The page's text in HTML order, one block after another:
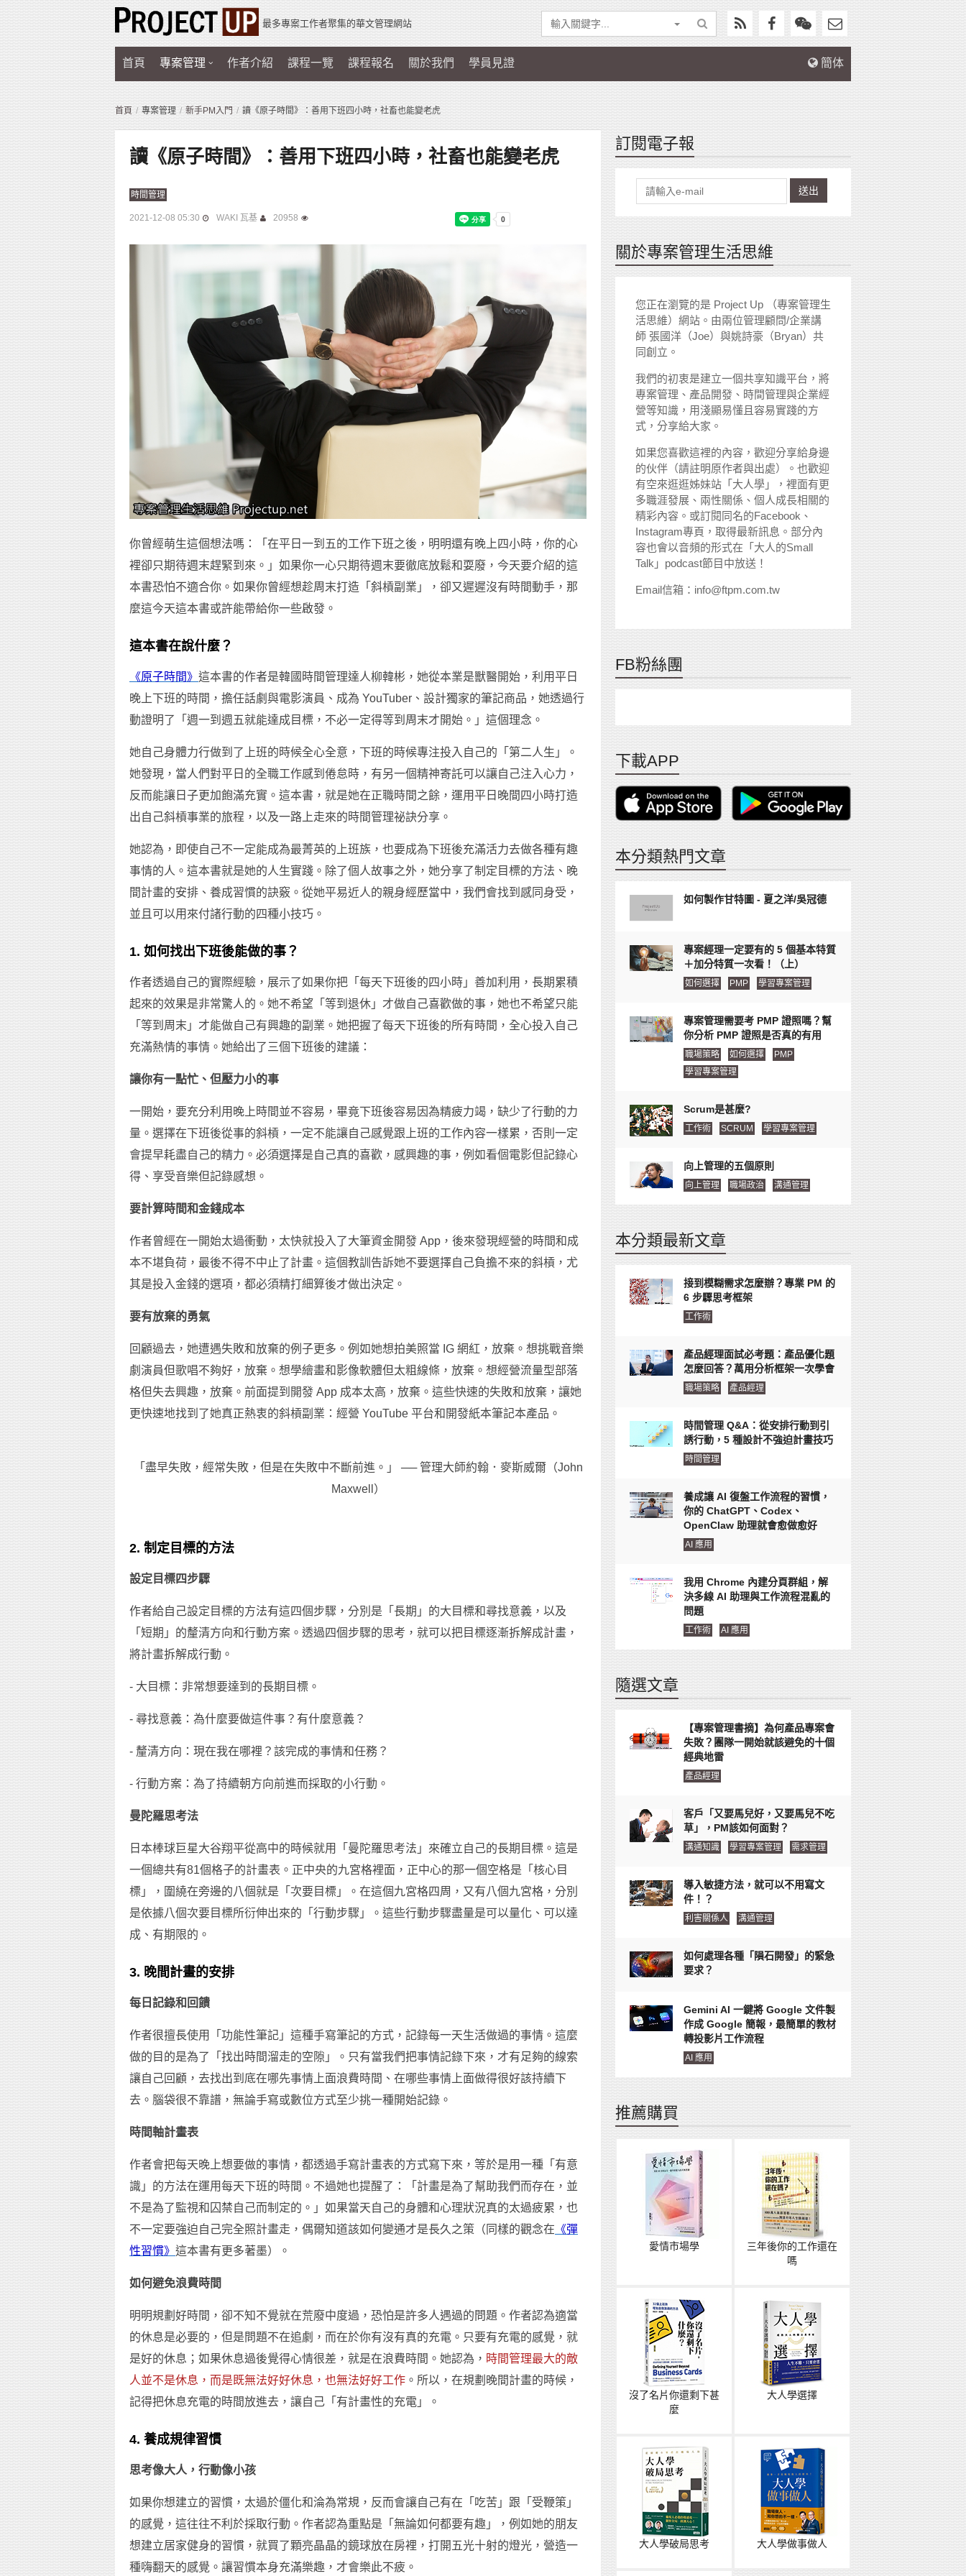
最多專案工作者聚集的華文管理網站
首頁 專案管理 作者介紹 課程一覽 課程報名 關於我們 學員見證 簡体
首頁 專案管理 新手PM入門 讀《原子時間》：善用下班四小時，社畜也能變老虎
讀《原子時間》：善用下班四小時，社畜也能變老虎
時間管理
2021-12-08 05:30 WAKI 瓦基 20958
你曾經萌生這個想法嗎：「在平日一到五的工作下班之後，明明還有晚上四小時，你的心
裡卻只期待週末趕緊到來。」如果你一心只期待週末要徹底放鬆和耍廢，今天要介紹的這
本書恐怕不適合你。如果你曾經想趁周末打造「斜槓副業」，卻又遲遲沒有時間動手，那
麼這今天這本書或許能帶給你一些啟發。
這本書在說什麼？
《原子時間》 這本書的作者是韓國時間管理達人柳韓彬，她從本業是獸醫開始，利用平日
晚上下班的時間，擔任話劇與電影演員、成為 YouTuber、設計獨家的筆記商品，她透過行
動證明了「週一到週五就能達成目標，不必一定得等到周末才開始。」這個理念。
她自己身體力行做到了上班的時候全心全意，下班的時候專注投入自己的「第二人生」。
她發現，當人們對平日的全職工作感到倦怠時，有另一個精神寄託可以讓自己注入心力，
反而能讓日子更加飽滿充實。這本書，就是她在正職時間之餘，運用平日晚間四小時打造
出自己斜槓事業的旅程，以及一路上走來的時間管理祕訣分享。
她認為，即使自己不一定能成為最菁英的上班族，也要成為下班後充滿活力去做各種有趣
事情的人。這本書就是她的人生實踐。除了個人故事之外，她分享了制定目標的方法、晚
間計畫的安排、養成習慣的訣竅。從她平易近人的親身經歷當中，我們會找到感同身受，
並且可以用來付諸行動的四種小技巧。
1. 如何找出下班後能做的事？
作者透過自己的實際經驗，展示了如果你把「每天下班後的四小時」善加利用，長期累積
起來的效果是非常驚人的。她不希望「等到退休」才做自己喜歡做的事，她也不希望只能
「等到周末」才能做自己有興趣的副業。她把握了每天下班後的所有時間，全心投入自己
充滿熱情的事情。她給出了三個下班後的建議：
讓你有一點忙、但壓力小的事
一開始，要充分利用晚上時間並不容易，畢竟下班後容易因為精疲力竭，缺少了行動的力
量。選擇在下班後從事的斜槓，一定不能讓自己感覺跟上班的工作內容一樣累，否則一定
會提早耗盡自己的精力。必須選擇是自己真的喜歡，感興趣的事，例如看個電影但記錄心
得、享受音樂但記錄感想。
要計算時間和金錢成本
作者曾經在一開始太過衝動，太快就投入了大筆資金開發 App，後來發現經營的時間和成
本不堪負荷，最後不得不中止了計畫。這個教訓告訴她不要選擇自己負擔不來的斜槓，尤
其是投入金錢的選項，都必須精打細算後才做出決定。
要有放棄的勇氣
回顧過去，她遭遇失敗和放棄的例子更多。例如她想拍美照當 IG 網紅，放棄。想挑戰音樂
劇演員但歌唱不夠好，放棄。想學繪畫和影像軟體但太粗線條，放棄。想經營流量型部落
格但失去興趣，放棄。前面提到開發 App 成本太高，放棄。這些快速的失敗和放棄，讓她
更快速地找到了她真正熱衷的斜槓副業：經營 YouTube 平台和開發紙本筆記本產品。
「盡早失敗，經常失敗，但是在失敗中不斷前進。」 ── 管理大師約翰．麥斯威爾（John
Maxwell）
2. 制定目標的方法
設定目標四步驟
作者給自己設定目標的方法有這四個步驟，分別是「長期」的大目標和尋找意義，以及
「短期」的釐清方向和行動方案。透過四個步驟的思考，就可以把目標逐漸拆解成計畫，
將計畫拆解成行動。
- 大目標：非常想要達到的長期目標。
- 尋找意義：為什麼要做這件事？有什麼意義？
- 釐清方向：現在我在哪裡？該完成的事情和任務？
- 行動方案：為了持續朝方向前進而採取的小行動。
曼陀羅思考法
日本棒球巨星大谷翔平從高中的時候就用「曼陀羅思考法」來確立自己的長期目標。這是
一個總共有81個格子的計畫表。正中央的九宮格裡面，正中心的那一個空格是「核心目
標」，圍繞在旁邊的八個就是「次要目標」。在這個九宮格四周，又有八個九宮格，分別
是依據八個次要目標所衍伸出來的「行動步驟」。這些行動步驟盡量是可以量化、可以達
成、有期限的。
3. 晚間計畫的安排
每日記錄和回饋
作者很擅長使用「功能性筆記」這種手寫筆記的方式，記錄每一天生活做過的事情。這麼
做的目的是為了「找出時間溜走的空隙」。只有當我們把事情記錄下來，才有足夠的線索
讓自己回顧，去找出到底在哪先事情上面浪費時間、在哪些事情上面做得很好該持續下
去。腦袋很不靠譜，無論手寫或數位方式至少挑一種開始記錄。
時間軸計畫表
作者會把每天晚上想要做的事情，都透過手寫計畫表的方式寫下來，等於是用一種「有意
識」的方法在運用每天下班的時間。不過她也提醒了：「計畫是為了幫助我們而存在，並
不是為了監視和囚禁自己而制定的。」如果當天自己的身體和心理狀況真的太過疲累，也
不一定要強迫自己完全照計畫走，偶爾知道該如何變通才是長久之策（同樣的觀念在 《彈
性習慣》 這本書有更多著墨）。
如何避免浪費時間
明明規劃好時間，卻不知不覺就在荒廢中度過，恐怕是許多人遇過的問題。作者認為適當
的休息是必要的，但是問題不在追劇，而在於你有沒有真的充電。只要有充電的感覺，就
是好的休息；如果休息過後覺得心情很差，就是在浪費時間。她認為， 時間管理最大的敵
人並不是休息，而是既無法好好休息，也無法好好工作 。所以，在規劃晚間計畫的時候，
記得把休息充電的時間放進去，讓自己「有計畫性的充電」。
4. 養成規律習慣
思考像大人，行動像小孩
如果你想建立的習慣，太過於僵化和淪為常規，反而會讓自己有在「吃苦」跟「受鞭策」
的感覺，這往往不利於採取行動。作者認為重點是「無論如何都要有趣」，例如她的朋友
想建立居家健身的習慣，就買了顆亮晶晶的鏡球放在房裡，打開五光十射的燈光，營造一
種嗨翻天的感覺。讓習慣本身充滿樂趣，才會樂此不疲。
訂閱電子報
送出
關於專案管理生活思維
您正在瀏覽的是 Project Up （專案管理生
活思維）網站。由兩位管理顧問/企業講
師 張國洋（Joe）與姚詩豪（Bryan）共
同創立。
我們的初衷是建立一個共享知識平台，將
專案管理、產品開發、時間管理與企業經
營等知識，用淺顯易懂且容易實踐的方
式，分享給大家。
如果您喜歡這裡的內容，歡迎分享給身邊
的伙伴（請註明原作者與出處）。也歡迎
有空來逛逛姊妹站「大人學」，裡面有更
多職涯發展、兩性關係、個人成長相關的
精彩內容。或訂閱同名的Facebook、
Instagram專頁，取得最新訊息。部分內
容也會以音頻的形式在「大人的Small
Talk」podcast節目中放送！
Email信箱：info@ftpm.com.tw
FB粉絲團
下載APP
本分類熱門文章
如何製作甘特圖 - 夏之洋/吳冠德
專案經理一定要有的 5 個基本特質
＋加分特質一次看！（上）
如何選擇 PMP 學習專案管理
專案管理需要考 PMP 證照嗎？幫
你分析 PMP 證照是否真的有用
職場策略 如何選擇
PMP
學習專案管理
Scrum是甚麼?
工作術 SCRUM 學習專案管理
向上管理的五個原則
向上管理 職場政治 溝通管理
本分類最新文章
接到模糊需求怎麼辦？專業 PM 的
6 步驟思考框架
工作術
產品經理面試必考題：產品優化題
怎麼回答？萬用分析框架一次學會
職場策略 產品經理
時間管理 Q&A：從安排行動到引
誘行動，5 種設計不強迫計畫技巧
時間管理
養成讓 AI 復盤工作流程的習慣，
你的 ChatGPT、Codex、
OpenClaw 助理就會愈做愈好
AI 應用
我用 Chrome 內建分頁群組，解
決多線 AI 助理與工作流程混亂的
問題
工作術 AI 應用
隨選文章
【專案管理書摘】為何產品專案會
失敗？團隊一開始就該避免的十個
經典地雷
產品經理
客戶「又要馬兒好，又要馬兒不吃
草」，PM該如何面對？
溝通知識 學習專案管理 需求管理
導入敏捷方法，就可以不用寫文
件！？
利害關係人 溝通管理
如何處理各種「隕石開發」的緊急
要求？
Gemini AI 一鍵將 Google 文件製
作成 Google 簡報，最簡單的教材
轉投影片工作流程
AI 應用
推薦購買
愛情市場學
三年後你的工作還在
嗎
沒了名片你還剩下甚
麼
大人學選擇
大人學破局思考 大人學做事做人